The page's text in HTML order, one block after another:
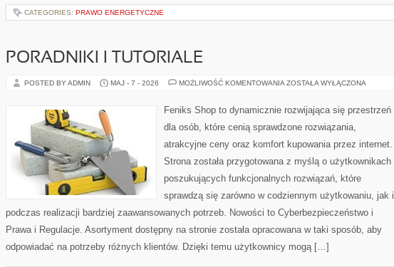
CATEGORIES: PRAWO ENERGETYCZNE
PORADNIKI I TUTORIALE
POSTED BY ADMIN MAJ - 7 - 2026 MOŻLIWOŚĆ KOMENTOWANIA PORADNIKI
ZOSTAŁA WYŁĄCZONA
Feniks Shop to dynamicznie rozwijająca się przestrzeń
dla osób, które cenią sprawdzone rozwiązania,
atrakcyjne ceny oraz komfort kupowania przez internet.
Strona została przygotowana z myślą o użytkownikach
poszukujących funkcjonalnych rozwiązań, które
sprawdzą się zarówno w codziennym użytkowaniu, jak i
podczas realizacji bardziej zaawansowanych potrzeb. Nowości to Cyberbezpieczeństwo i
Prawa i Regulacje. Asortyment dostępny na stronie została opracowana w taki sposób, aby
odpowiadać na potrzeby różnych klientów. Dzięki temu użytkownicy mogą […]